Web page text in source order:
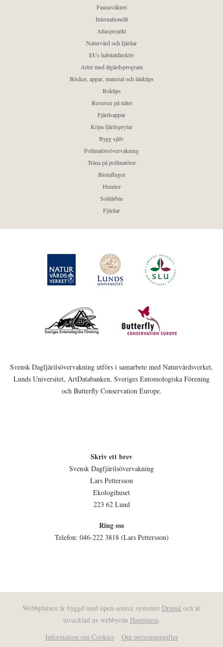
Faunaväkteri
Internationellt
Atlasprojekt
Naturvård och fjärilar
EUs habitatdirektiv
Arter med åtgärdsprogram
Böcker, appar, material och länktips
Boktips
Resurser på nätet
Fjärilsappar
Köpa fjärilsprylar
Bygg själv
Pollinatörsövervakning
Träna på pollinatörer
Blomflugor
Humlor
Solitärbin
Fjärilar
Svensk Dagfjärilsövervakning utförs i samarbete med Naturvårdsverket,
Lunds Universitet, ArtDatabanken, Sveriges Entomologiska Förening
och Butterfly Conservation Europe.
Skriv ett brev
Svensk Dagfjärilsövervakning
Lars Pettersson
Ekologihuset
223 62 Lund
Ring oss
Telefon: 046-222 3818 (Lars Pettersson)
Webbplatsen är byggd med open-source systemet Drupal och är
utvecklad av webbyrån Happiness.
Information om Cookies
Om personuppgifter